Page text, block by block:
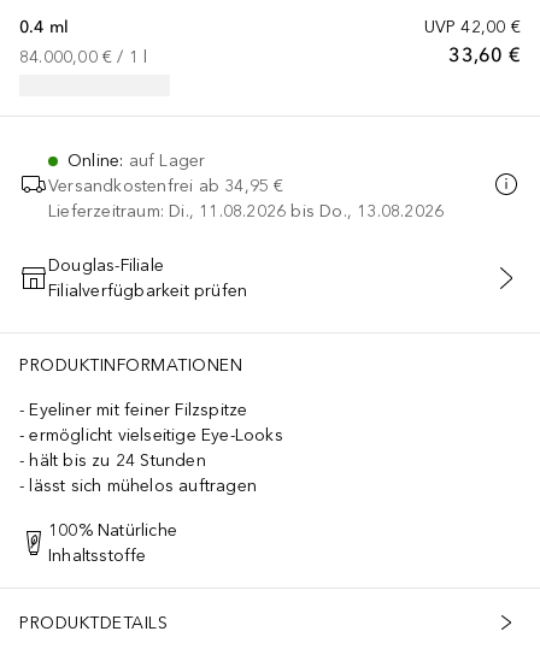
UVP 42,00 €
33,60 €
0.4 ml
84.000,00 € / 1
Online: auf Lager
Versandkostenfrei ab 34,95 €
Lieferzeitraum: Di., 11.08.2026 bis Do., 13.08.2026
IN DEN WARENKORB
Douglas-Filiale
Filialverfügbarkeit prüfen
PRODUKTINFORMATIONEN
Eyeliner mit feiner Filzspitze
ermöglicht vielseitige Eye-Looks
hält bis zu 24 Stunden
lässt sich mühelos auftragen
100% Natürliche
Inhaltsstoffe
PRODUKTDETAILS